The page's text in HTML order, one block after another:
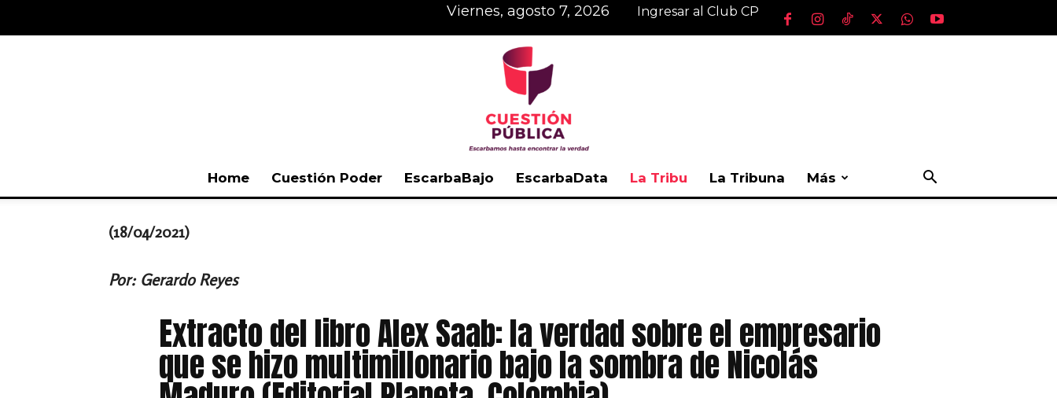
viernes, agosto 7, 2026 Ingresar al Club CP
Home Cuestión Poder EscarbaBajo EscarbaData La Tribu La Tribuna Más
(18/04/2021)
Por: Gerardo Reyes
Extracto del libro Alex Saab: la verdad sobre el empresario
que se hizo multimillonario bajo la sombra de Nicolás